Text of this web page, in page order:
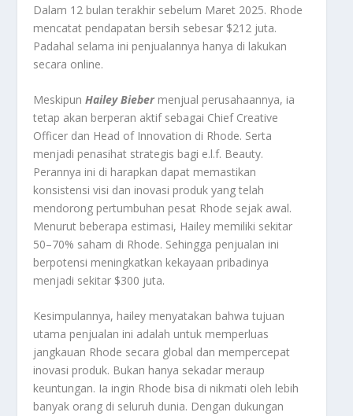
Dalam 12 bulan terakhir sebelum Maret 2025. Rhode
mencatat pendapatan bersih sebesar $212 juta.
Padahal selama ini penjualannya hanya di lakukan
secara online.
MeskipunHailey Biebermenjual perusahaannya, ia
tetap akan berperan aktif sebagai Chief Creative
Officer dan Head of Innovation di Rhode. Serta
menjadi penasihat strategis bagi e.l.f. Beauty.
Perannya ini di harapkan dapat memastikan
konsistensi visi dan inovasi produk yang telah
mendorong pertumbuhan pesat Rhode sejak awal.
Menurut beberapa estimasi, Hailey memiliki sekitar
50–70% saham di Rhode. Sehingga penjualan ini
berpotensi meningkatkan kekayaan pribadinya
menjadi sekitar $300 juta.
Kesimpulannya, hailey menyatakan bahwa tujuan
utama penjualan ini adalah untuk memperluas
jangkauan Rhode secara global dan mempercepat
inovasi produk. Bukan hanya sekadar meraup
keuntungan. Ia ingin Rhode bisa di nikmati oleh lebih
banyak orang di seluruh dunia. Dengan dukungan